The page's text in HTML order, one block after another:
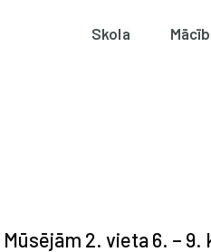
Skola
Mūsējām 2. vieta 6. –